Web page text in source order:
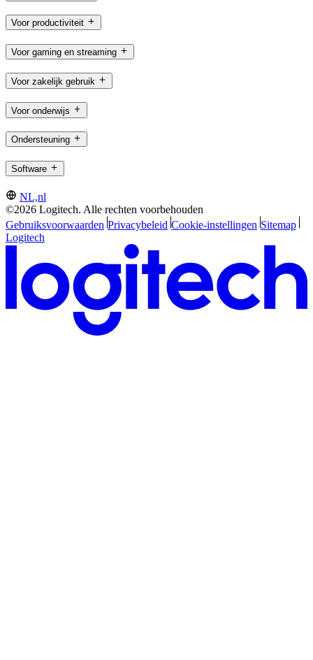
Voor productiviteit
Voor gaming en streaming
Voor zakelijk gebruik
Voor onderwijs
Ondersteuning
Software
NL,nl
©2026 Logitech. Alle rechten voorbehouden
Gebruiksvoorwaarden Privacybeleid Cookie-instellingen Sitemap
Logitech